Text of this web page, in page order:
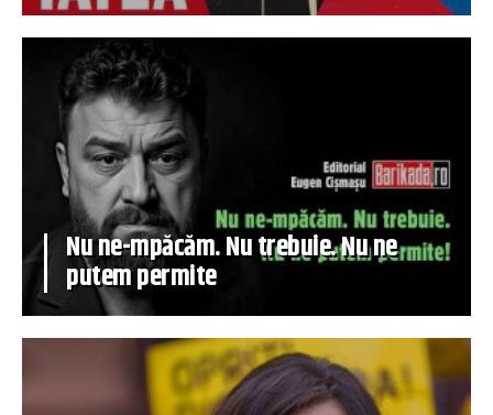
Nu ne-mpăcăm. Nu trebuie. Nu ne
putem permite